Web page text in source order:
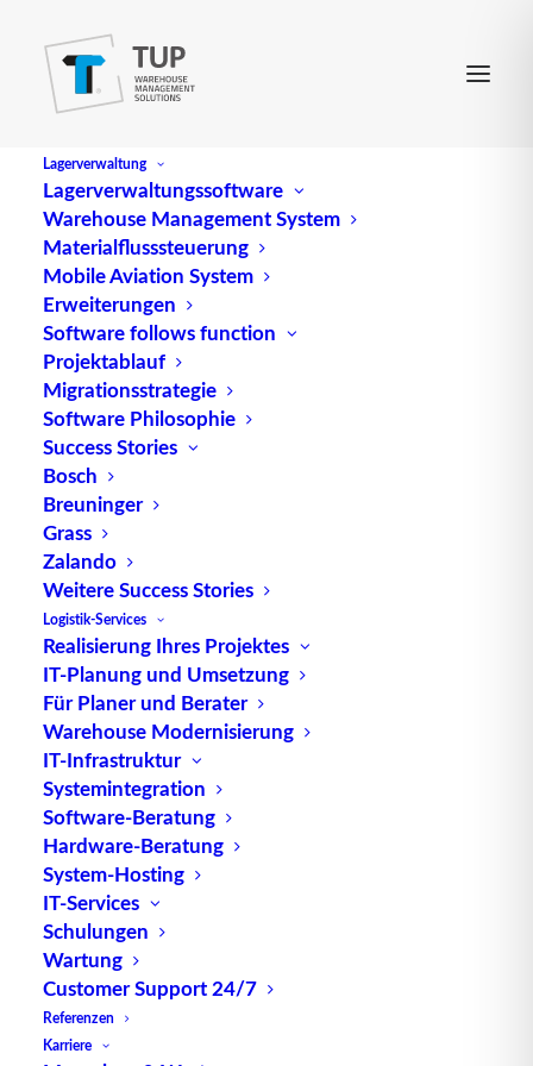
Lagerverwaltung
Lagerverwaltungssoftware
Warehouse Management System
Materialflusssteuerung
Mobile Aviation System
Erweiterungen
Software follows function
Projektablauf
Migrationsstrategie
Software Philosophie
Success Stories
Bosch
Breuninger
Grass
Zalando
Weitere Success Stories
Logistik-Services
Realisierung Ihres Projektes
IT-Planung und Umsetzung
Für Planer und Berater
Warehouse Modernisierung
IT-Infrastruktur
Systemintegration
Software-Beratung
Hardware-Beratung
System-Hosting
IT-Services
Schulungen
Wartung
Customer Support 24/7
Referenzen
Karriere
Pulkerfassung
(engl.Bulk scan): Die Dateninhalte mehrerer
automatisch identifizierbarer Datenträger werden
quasi gleichzeitig durch einen Scanner erfasst
(Antikollisionsfunktion). Hierzu sind Transponder
besonders gut geeignet. Beispielsweise sieht der
EAN-RFID-Standard das Erfassen von 250 Tags bei
einem Nutzdatenspeicher von 128 Bit innerhalb
von fünf Sekunden vor. Siehe auch Radio
Frequency Identification.
Quelle: logipedia / Fraunhofer IML
TUP GmbH & Co. KG
Die kombinierbare Lagerverwaltungs-Software von
TUP, liefert dank ihrer Flexibilität immer die
effektivste Lösung und ist zudem in hohem Maße
wiederverwendbar.